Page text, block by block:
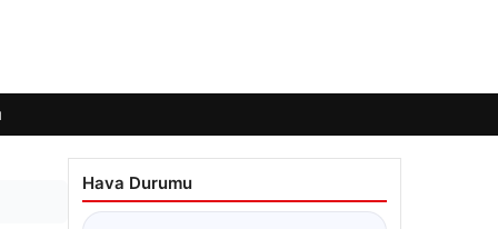
Hava Durumu